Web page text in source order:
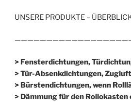
UNSERE PRODUKTE –
> Fensterdichtungen,
> Tür-Absenkdichtungen,
> Bürstendichtungen, wenn
> Dämmung für den Rollokasten